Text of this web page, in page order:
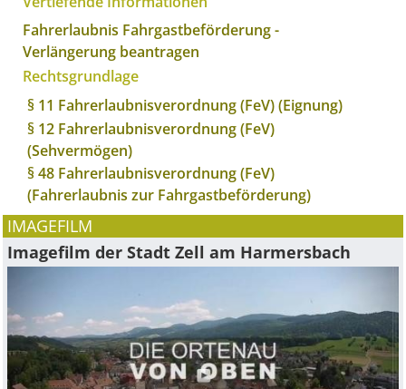
Fahrerlaubnis Fahrgastbeförderung -
Verlängerung beantragen
Rechtsgrundlage
§ 11 Fahrerlaubnisverordnung (FeV) (Eignung)
§ 12 Fahrerlaubnisverordnung (FeV)
(Sehvermögen)
§ 48 Fahrerlaubnisverordnung (FeV)
(Fahrerlaubnis zur Fahrgastbeförderung)
IMAGEFILM
Imagefilm der Stadt Zell am Harmersbach